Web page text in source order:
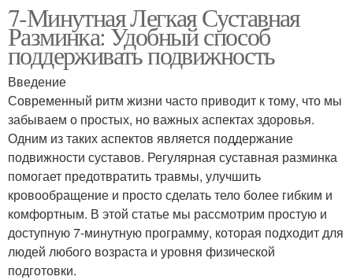
7-Минутная Легкая Суставная
Разминка: Удобный способ
поддерживать подвижность
Введение
Современный ритм жизни часто приводит к тому, что мы
забываем о простых, но важных аспектах здоровья.
Одним из таких аспектов является поддержание
подвижности суставов. Регулярная суставная разминка
помогает предотвратить травмы, улучшить
кровообращение и просто сделать тело более гибким и
комфортным. В этой статье мы рассмотрим простую и
доступную 7-минутную программу, которая подходит для
людей любого возраста и уровня физической
подготовки.